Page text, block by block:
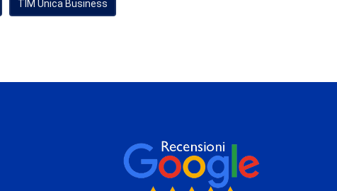
TIM Unica Business